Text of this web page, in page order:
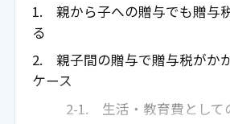
1. 親から子への贈与でも贈与
る
2. 親子間の贈与で贈与税がか
ケース
2-1. 生活・教育費として